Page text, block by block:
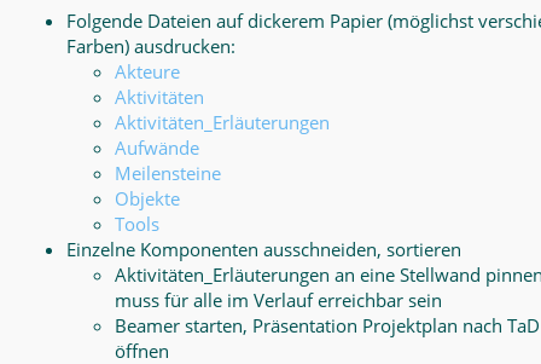
Folgende Dateien auf dickerem Papier (möglichst
Farben) ausdrucken:
Akteure
Aktivitäten
Aktivitäten_Erläuterungen
Aufwände
Meilensteine
Objekte
Tools
Einzelne Komponenten ausschneiden, sortieren
Aktivitäten_Erläuterungen an eine Stellwand
muss für alle im Verlauf erreichbar sein
Beamer starten, Präsentation Projektplan nach
öffnen